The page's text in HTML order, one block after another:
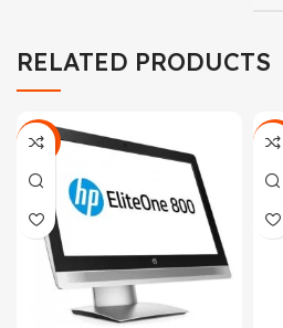
RELATED PRODUCTS
-10% -15%